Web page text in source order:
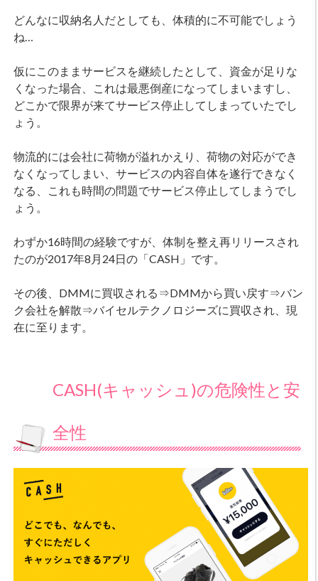
どんなに収納名人だとしても、体積的に不可能でしょう
ね…
仮にこのままサービスを継続したとして、資金が足りな
くなった場合、これは最悪倒産になってしまいますし、
どこかで限界が来てサービス停止してしまっていたでし
ょう。
物流的には会社に荷物が溢れかえり、荷物の対応ができ
なくなってしまい、サービスの内容自体を遂行できなく
なる、これも時間の問題でサービス停止してしまうでし
ょう。
わずか16時間の経験ですが、体制を整え再リリースされ
たのが2017年8月24日の「CASH」です。
その後、DMMに買収される⇒DMMから買い戻す⇒バン
ク会社を解散⇒バイセルテクノロジーズに買収され、現
在に至ります。
CASH(キャッシュ)の危険性と安
全性